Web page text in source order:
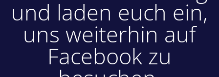
und laden euch ein,
uns weiterhin auf
Facebook zu